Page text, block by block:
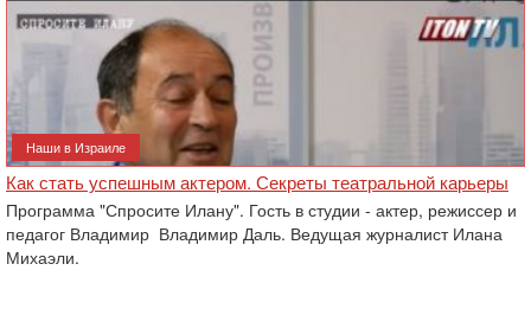
Наши в Израиле
Как стать успешным актером. Секреты театральной карьеры
Программа "Спросите Илану". Гость в студии - актер, режиссер и
педагог Владимир Владимир Даль. Ведущая журналист Илана
Михаэли.